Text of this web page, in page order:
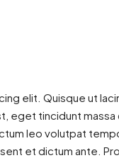
elit. Quisque ut
eget tincidunt
leo volutpat
et dictum ante.